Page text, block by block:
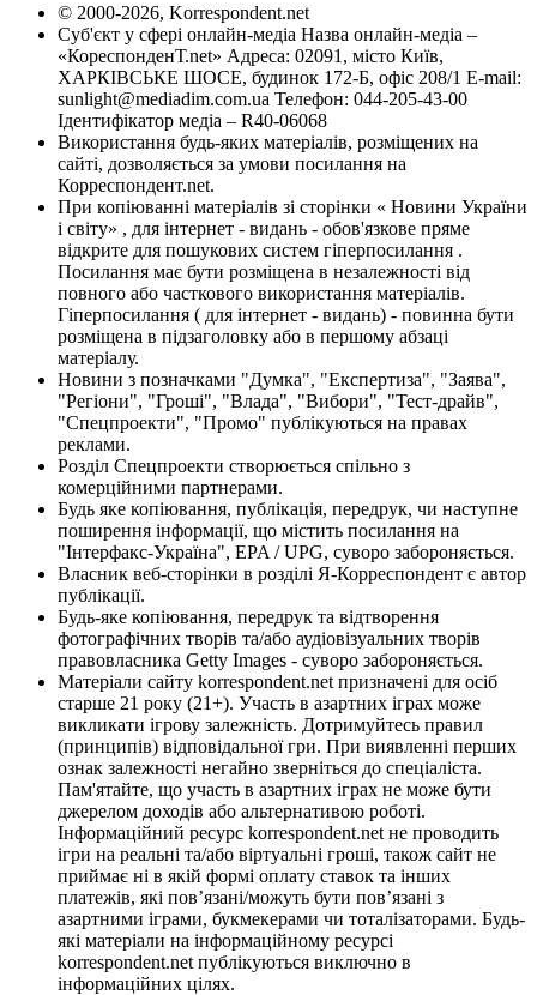
© 2000-2026, Korrespondent.net
Суб'єкт у сфері онлайн-медіа Назва онлайн-медіа –
«КореспонденТ.net» Адреса: 02091, місто Київ,
ХАРКІВСЬКЕ ШОСЕ, будинок 172-Б, офіс 208/1 E-mail:
sunlight@mediadim.com.ua Телефон: 044-205-43-00
Ідентифікатор медіа – R40-06068
Використання будь-яких матеріалів, розміщених на
сайті, дозволяється за умови посилання на
Корреспондент.net.
При копіюванні матеріалів зі сторінки « Новини України
і світу» , для інтернет - видань - обов'язкове пряме
відкрите для пошукових систем гіперпосилання .
Посилання має бути розміщена в незалежності від
повного або часткового використання матеріалів.
Гіперпосилання ( для інтернет - видань) - повинна бути
розміщена в підзаголовку або в першому абзаці
матеріалу.
Новини з позначками "Думка", "Експертиза", "Заява",
"Регіони", "Гроші", "Влада", "Вибори", "Тест-драйв",
"Спецпроекти", "Промо" публікуються на правах
реклами.
Розділ Спецпроекти створюється спільно з
комерційними партнерами.
Будь яке копіювання, публікація, передрук, чи наступне
поширення інформації, що містить посилання на
"Інтерфакс-Україна", EPA / UPG, суворо забороняється.
Власник веб-сторінки в розділі Я-Корреспондент є автор
публікації.
Будь-яке копіювання, передрук та відтворення
фотографічних творів та/або аудіовізуальних творів
правовласника Getty Images - суворо забороняється.
Матеріали сайту korrespondent.net призначені для осіб
старше 21 року (21+). Участь в азартних іграх може
викликати ігрову залежність. Дотримуйтесь правил
(принципів) відповідальної гри. При виявленні перших
ознак залежності негайно зверніться до спеціаліста.
Пам'ятайте, що участь в азартних іграх не може бути
джерелом доходів або альтернативою роботі.
Інформаційний ресурс korrespondent.net не проводить
ігри на реальні та/або віртуальні гроші, також сайт не
приймає ні в якій формі оплату ставок та інших
платежів, які пов’язані/можуть бути пов’язані з
азартними іграми, букмекерами чи тоталізаторами. Будь-
які матеріали на інформаційному ресурсі
korrespondent.net публікуються виключно в
інформаційних цілях.